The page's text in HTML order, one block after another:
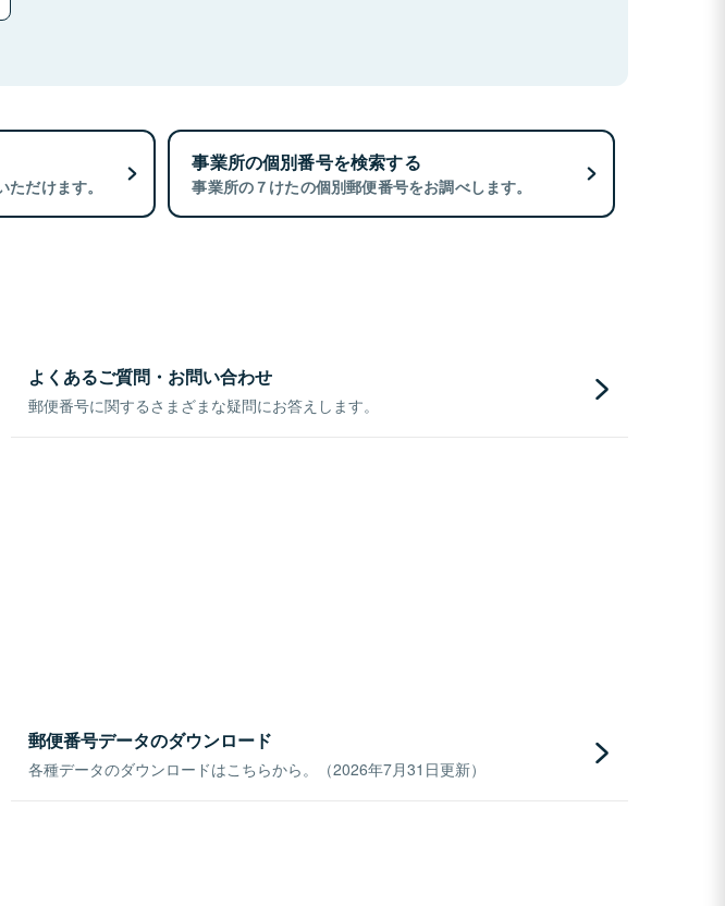
だけます。
事業所の個別番号を検索する
事業所の７けたの個別郵便番号をお調べします。
よくあるご質問・お問い合わせ
郵便番号に関するさまざまな疑問にお答えします。
郵便番号データのダウンロード
各種データのダウンロードはこちらから。（2026年7月31日更新）